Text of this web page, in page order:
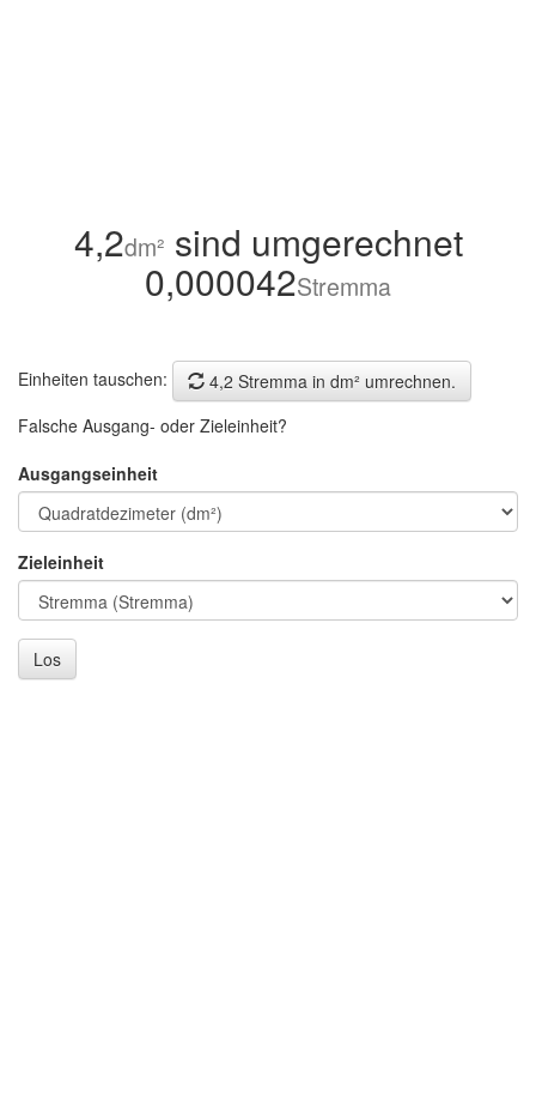
4,2dm² sind umgerechnet
0,000042Stremma
Einheiten tauschen:
4,2 Stremma in dm² umrechnen.
Falsche Ausgang- oder Zieleinheit?
Ausgangseinheit
Zieleinheit
Los